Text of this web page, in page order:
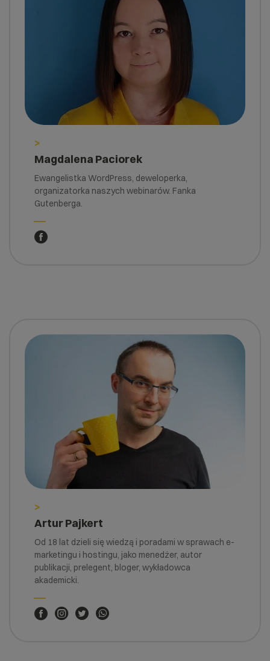
>
Magdalena Paciorek
Ewangelistka WordPress, deweloperka,
organizatorka naszych webinarów. Fanka
Gutenberga.
>
Artur Pajkert
Od 18 lat dzieli się wiedzą i poradami w sprawach e-
marketingu i hostingu, jako menedżer, autor
publikacji, prelegent, bloger, wykładowca
akademicki.